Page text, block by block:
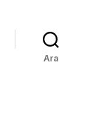
Ara